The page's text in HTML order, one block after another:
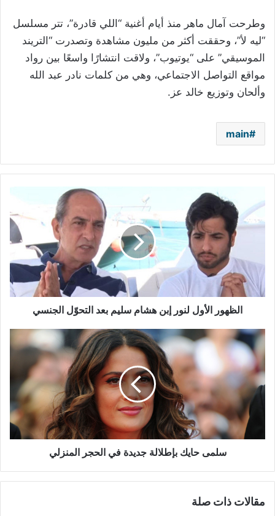
وطرحت آمال ماهر منذ أيام أغنية “اللي قادرة”، تتر مسلسل
“ليه لأ”، وحققت أكثر من مليون مشاهدة وتصدرت “التريند
الموسيقي” على “يوتيوب”، ولاقت انتشارًا واسعًا بين رواد
مواقع التواصل الاجتماعي، وهي من كلمات نادر عبد الله
وألحان وتوزيع خالد عز.
main
الأول
لنور
التحوّل
الجنسي
الظهور الأول لنور إبن هشام سليم بعد التحوّل الجنسي
سلمى
حايك
بإطلالة
جديدة
في
الحجر
المنزلي
سلمى حايك بإطلالة جديدة في الحجر المنزلي
مقالات ذات صلة